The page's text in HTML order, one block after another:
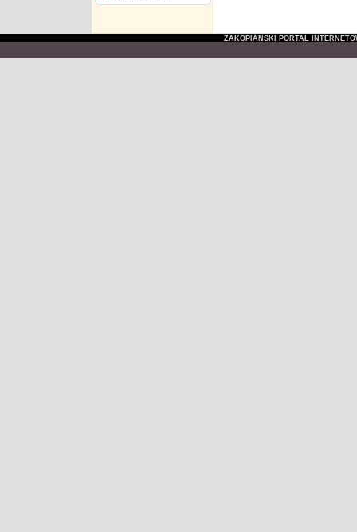
ZAKOPIAŃSKI PORTAL